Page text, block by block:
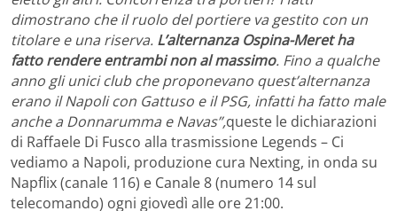
dimostrano che il ruolo del portiere va gestito con un
titolare e una riserva. L’alternanza Ospina-Meret ha
fatto rendere entrambi non al massimo. Fino a qualche
anno gli unici club che proponevano quest’alternanza
erano il Napoli con Gattuso e il PSG, infatti ha fatto male
anche a Donnarumma e Navas”,queste le dichiarazioni
di Raffaele Di Fusco alla trasmissione Legends – Ci
vediamo a Napoli, produzione cura Nexting, in onda su
Napflix (canale 116) e Canale 8 (numero 14 sul
telecomando) ogni giovedì alle ore 21:00.